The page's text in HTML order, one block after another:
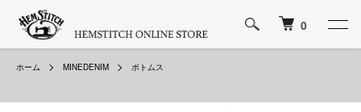
0
ホーム MINEDENIM ボトムス